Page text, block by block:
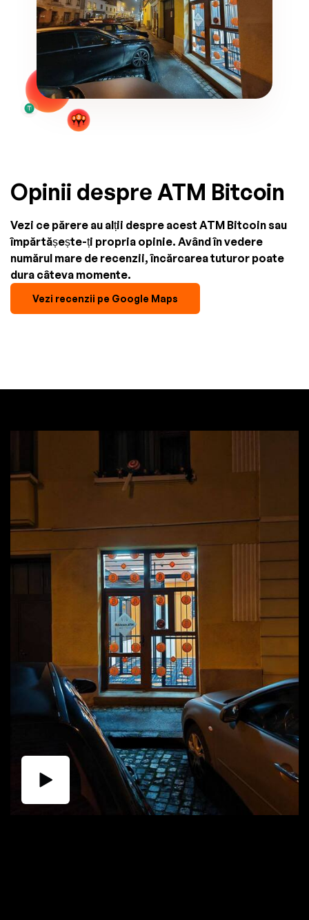
Opinii despre ATM Bitcoin
Vezi ce părere au alții despre acest ATM Bitcoin sau
împărtășește-ți propria opinie. Având în vedere
numărul mare de recenzii, încărcarea tuturor poate
dura câteva momente.
Vezi recenzii pe Google Maps